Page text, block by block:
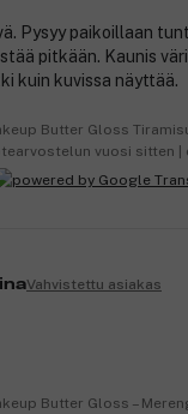
Pysyy paikoillaan
pitkään. Kaunis
kuin kuvissa näyttää.
Butter Gloss
vuosi sitten |
Vahvistettu asiakas
Butter Gloss –